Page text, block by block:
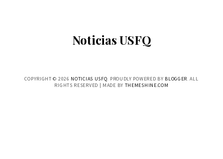
Noticias USFQ
COPYRIGHT © 2026 NOTICIAS USFQ. PROUDLY POWERED BY BLOGGER. ALL
RIGHTS RESERVED | MADE BY THEMESHINE.COM